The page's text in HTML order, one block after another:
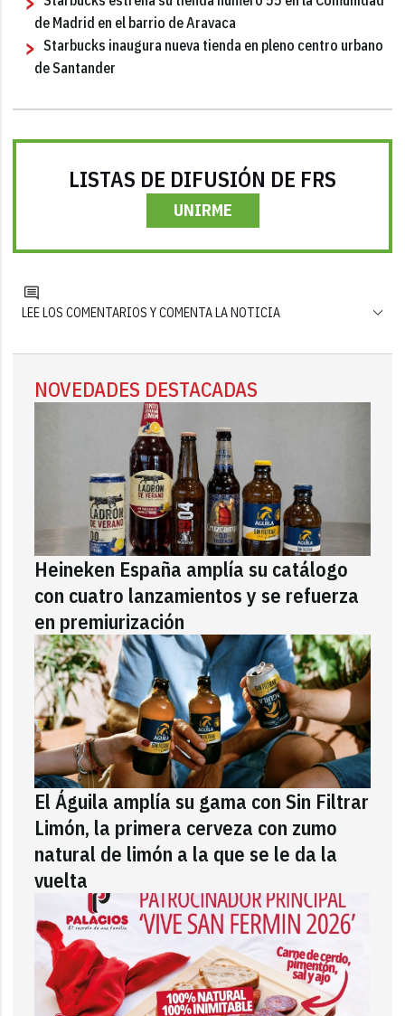
de Madrid en el barrio de Aravaca
Starbucks inaugura nueva tienda en pleno centro urbano
de Santander
LISTAS DE DIFUSIÓN DE FRS
UNIRME
LEE LOS COMENTARIOS Y COMENTA LA NOTICIA
NOVEDADES DESTACADAS
Heineken España amplía su catálogo
con cuatro lanzamientos y se refuerza
en premiurización
El Águila amplía su gama con Sin Filtrar
Limón, la primera cerveza con zumo
natural de limón a la que se le da la
vuelta